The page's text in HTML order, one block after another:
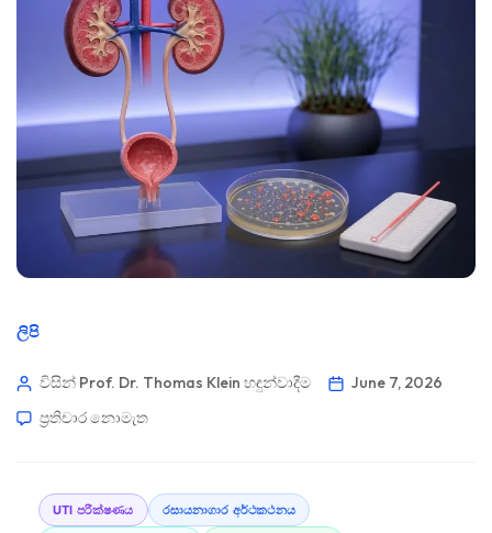
ලිපි
විසින් Prof. Dr. Thomas Klein හඳුන්වාදීම
June 7, 2026
ප්‍රතිචාර නොමැත
UTI පරීක්ෂණය රසායනාගාර අර්ථකථනය